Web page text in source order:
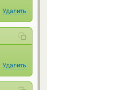
Удалить
Удалить